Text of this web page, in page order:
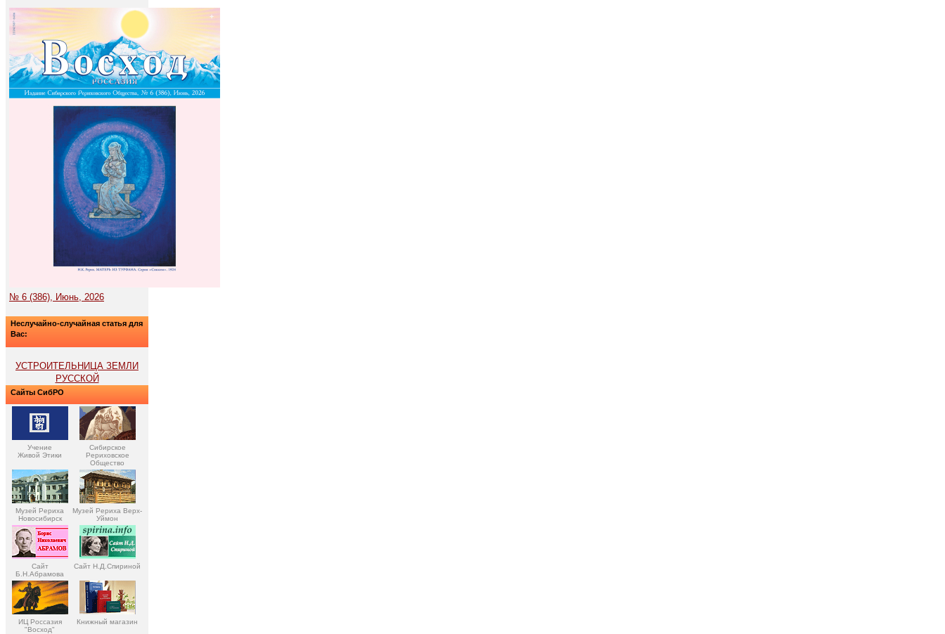
№ 6 (386), Июнь, 2026
Неслучайно-случайная статья для
Вас:
УСТРОИТЕЛЬНИЦА ЗЕМЛИ
РУССКОЙ
Сайты СибРО
Учение
Живой Этики
Сибирское
Рериховское
Общество
Музей Рериха
Новосибирск
Музей Рериха Верх-
Уймон
Сайт
Б.Н.Абрамова
Сайт Н.Д.Спириной
ИЦ Россазия
"Восход"
Книжный магазин